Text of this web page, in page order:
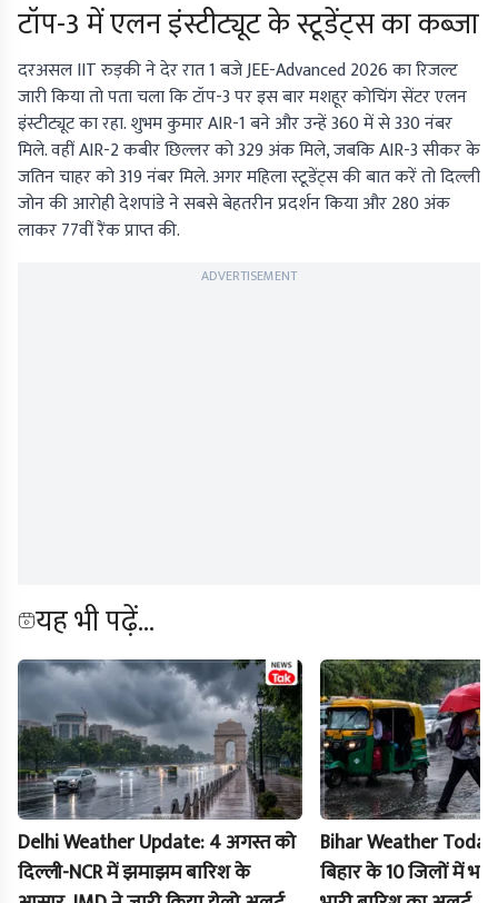
टॉप-3 में एलन इंस्टीट्यूट के स्टूडेंट्स का कब्जा
दरअसल IIT रुड़की ने देर रात 1 बजे JEE-Advanced 2026 का रिजल्ट
जारी किया तो पता चला कि टॉप-3 पर इस बार मशहूर कोचिंग सेंटर एलन
इंस्टीट्यूट का रहा. शुभम कुमार AIR-1 बने और उन्हें 360 में से 330 नंबर
मिले. वहीं AIR-2 कबीर छिल्लर को 329 अंक मिले, जबकि AIR-3 सीकर के
जतिन चाहर को 319 नंबर मिले. अगर महिला स्टूडेंट्स की बात करें तो दिल्ली
जोन की आरोही देशपांडे ने सबसे बेहतरीन प्रदर्शन किया और 280 अंक
लाकर 77वीं रैंक प्राप्त की.
ADVERTISEMENT
यह भी पढ़ें...
Delhi Weather Update: 4 अगस्त को
दिल्ली-NCR में झमाझम बारिश के
Bihar Weather
बिहार के 10 जिलों में